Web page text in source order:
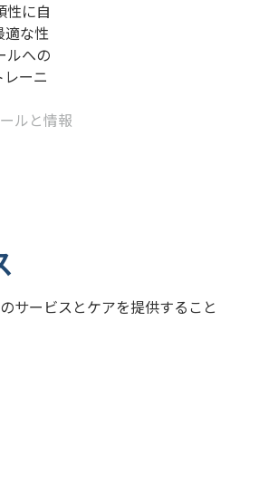
性に自
適な性
ルへの
ーニ
ルと情報
サービスとケアを提供すること